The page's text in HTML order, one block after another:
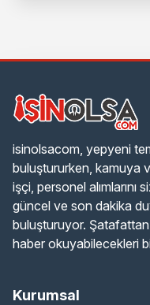
isinolsacom, yepyeni
buluştururken, kamuya
işçi, personel alımlarını
güncel ve son dakika
buluşturuyor. Şatafattan
haber okuyabilecekleri
Kurumsal